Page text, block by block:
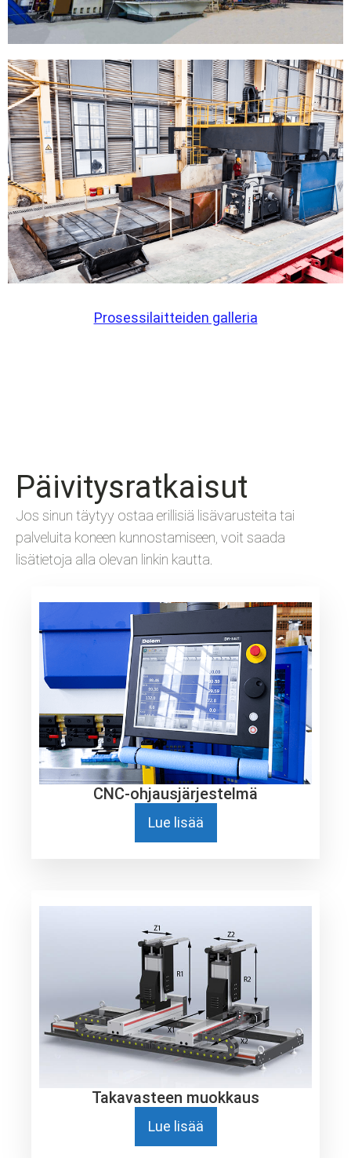
Prosessilaitteiden galleria
Päivitysratkaisut
Jos sinun täytyy ostaa erillisiä lisävarusteita tai
palveluita koneen kunnostamiseen, voit saada
lisätietoja alla olevan linkin kautta.
CNC-ohjausjärjestelmä
Lue lisää
Takavasteen muokkaus
Lue lisää